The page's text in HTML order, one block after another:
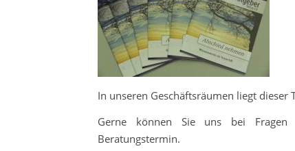
In unseren Geschäftsräumen liegt
Gerne können Sie uns bei Fragen
Beratungstermin.